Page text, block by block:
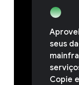
seus
Copie